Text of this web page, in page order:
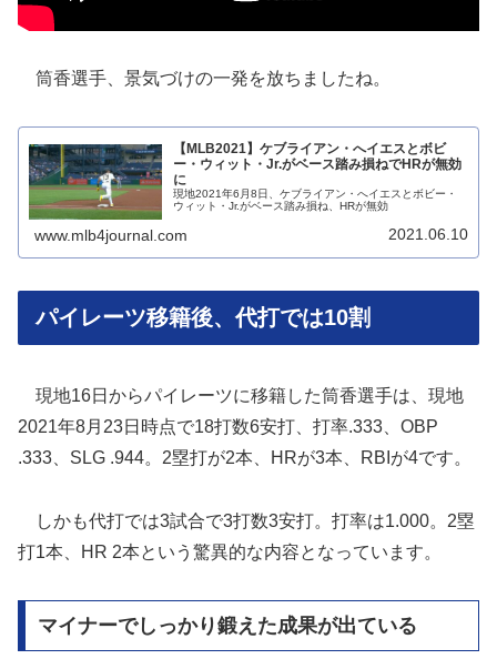
筒香選手、景気づけの一発を放ちましたね。
【MLB2021】ケブライアン・へイエスとボビ
ー・ウィット・Jr.がベース踏み損ねでHRが無効
に
現地2021年6月8日、ケブライアン・へイエスとボビー・
ウィット・Jr.がベース踏み損ね、HRが無効
www.mlb4journal.com 2021.06.10
パイレーツ移籍後、代打では10割
現地16日からパイレーツに移籍した筒香選手は、現地
2021年8月23日時点で18打数6安打、打率.333、OBP
.333、SLG .944。2塁打が2本、HRが3本、RBIが4です。
しかも代打では3試合で3打数3安打。打率は1.000。2塁
打1本、HR 2本という驚異的な内容となっています。
マイナーでしっかり鍛えた成果が出ている